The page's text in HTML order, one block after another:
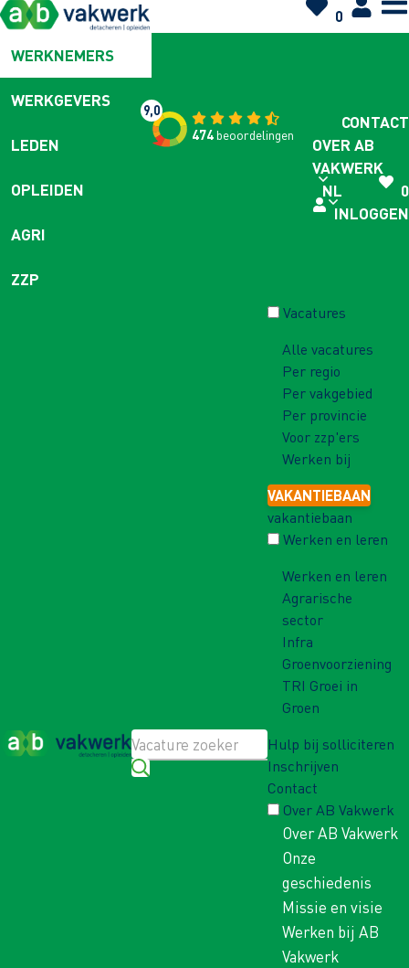
0
WERKNEMERS
WERKGEVERS
LEDEN
OPLEIDEN
AGRI
ZZP
9,0
474beoordelingen
CONTACT
OVER AB
VAKWERK
NL
0
INLOGGEN
Vacatures
Alle vacatures
Per regio
Per vakgebied
Per provincie
Voor zzp'ers
Werken bij
VAKANTIEBAAN
vakantiebaan
Werken en leren
Werken en leren
Agrarische
sector
Infra
Groenvoorziening
TRI Groei in
Groen
Hulp bij solliciteren
Inschrijven
Contact
Over AB Vakwerk
Over AB Vakwerk
Onze
geschiedenis
Missie en visie
Werken bij AB
Vakwerk